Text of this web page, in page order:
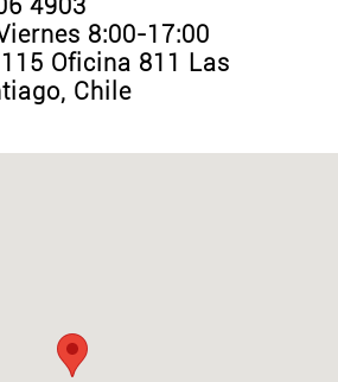
4903
8:00-17:00
Oficina 811 Las
Chile